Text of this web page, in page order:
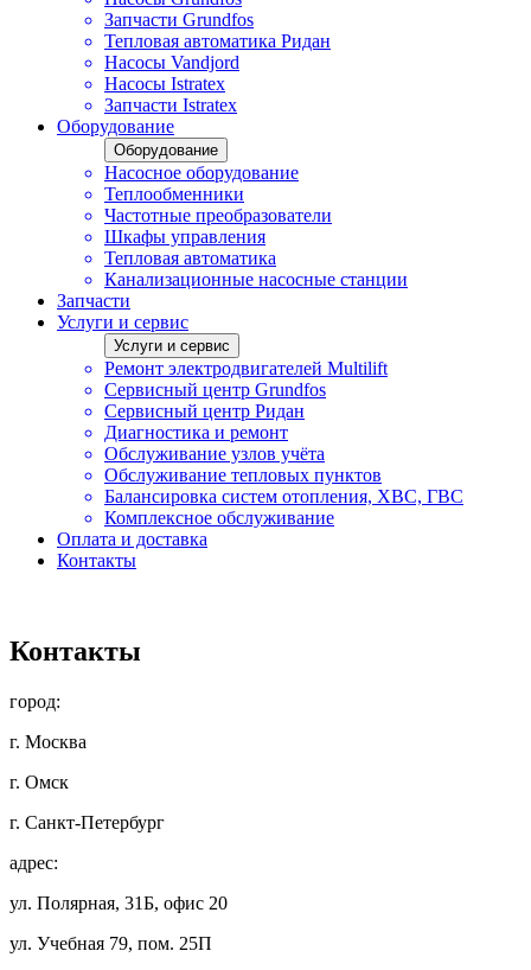
Запчасти Grundfos
Тепловая автоматика Ридан
Насосы Vandjord
Насосы Istratex
Запчасти Istratex
Оборудование
Оборудование
Насосное оборудование
Теплообменники
Частотные преобразователи
Шкафы управления
Тепловая автоматика
Канализационные насосные станции
Запчасти
Услуги и сервис
Услуги и сервис
Ремонт электродвигателей Multilift
Сервисный центр Grundfos
Сервисный центр Ридан
Диагностика и ремонт
Обслуживание узлов учёта
Обслуживание тепловых пунктов
Балансировка систем отопления, ХВС, ГВС
Комплексное обслуживание
Оплата и доставка
Контакты
Контакты
город:
г. Москва
г. Омск
г. Санкт-Петербург
адрес:
ул. Полярная, 31Б, офис 20
ул. Учебная 79, пом. 25П